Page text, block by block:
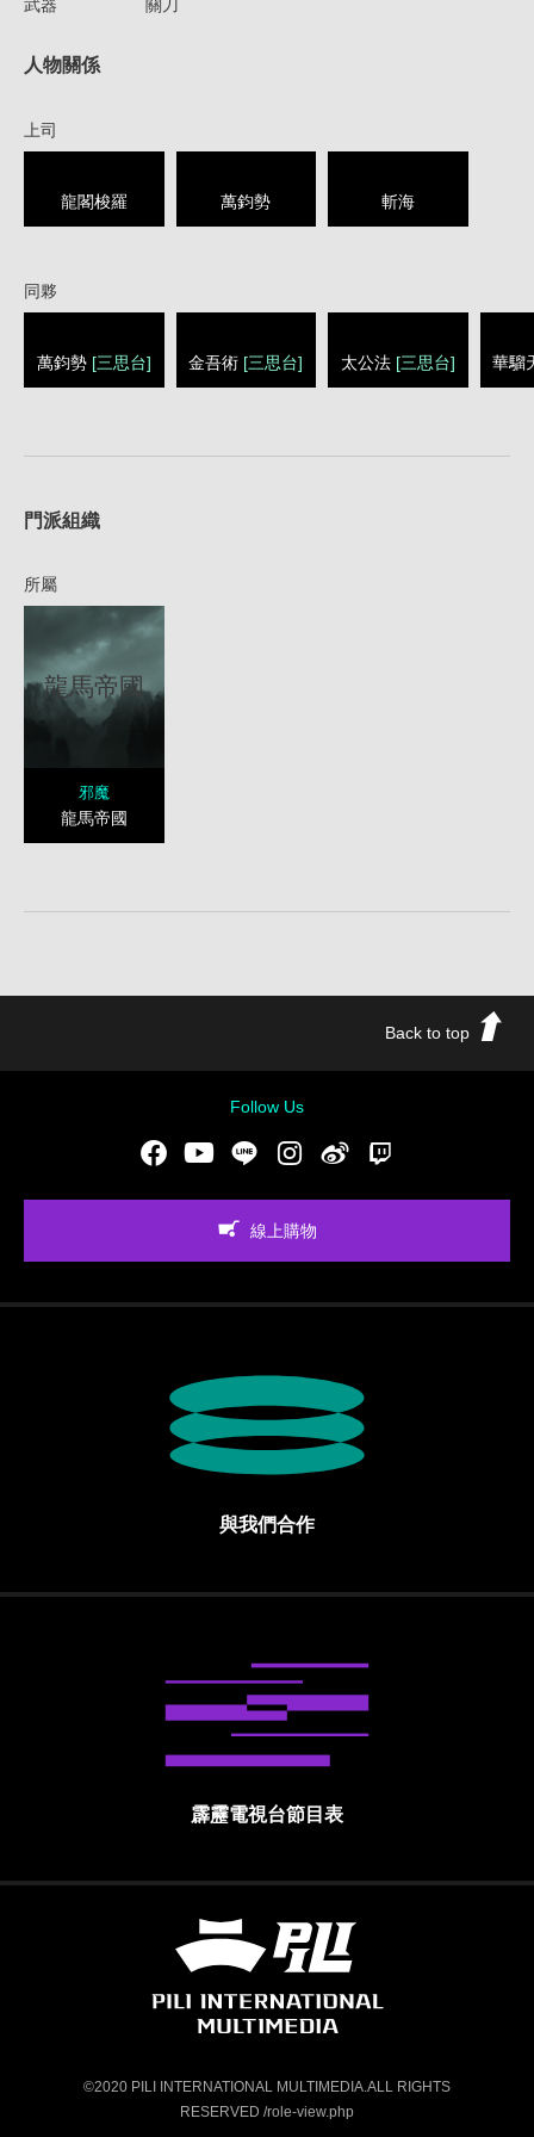
武器 關刀
人物關係
上司
龍閣梭羅 萬鈞勢 斬海
同夥
萬鈞勢 [三思台] 金吾術 [三思台] 太公法 [三思台] 華騮
門派組織
所屬
龍馬帝國
邪魔
龍馬帝國
Back to top
Follow Us
FacebookYoutubeLINE Instgram新浪微博
線上購物
與我們合作
霹靂電視台節目表
霹靂國際多媒體股份有限公司 PILI
©2020 PILI INTERNATIONAL MULTIMEDIA.ALL RIGHTS
RESERVED /role-view.php